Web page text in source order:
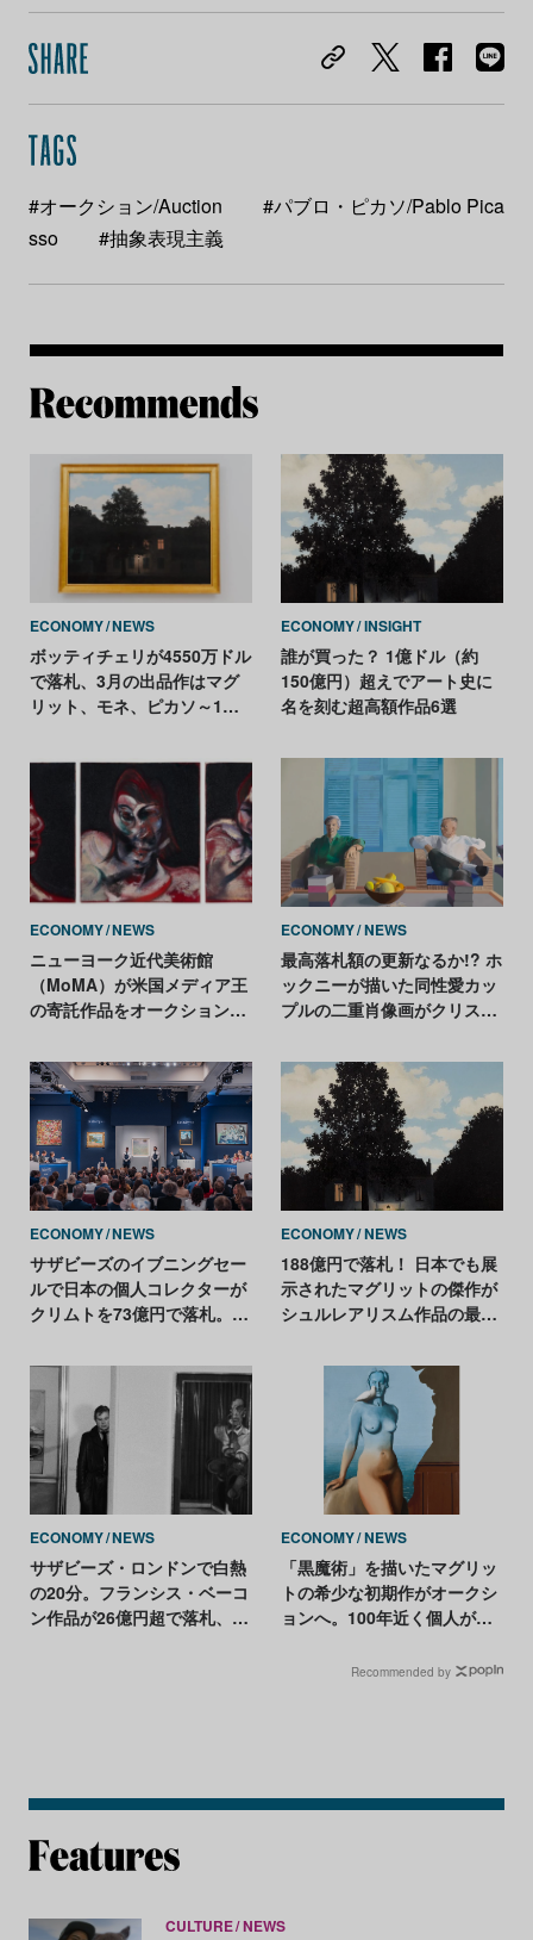
#オークション/Auction
#パブロ・ピカソ/Pablo Pica
sso
#抽象表現主義
ECONOMY NEWS
ボッティチェリが4550万ドル
で落札、3月の出品作はマグ
リット、モネ、ピカソ～1月
ECONOMY INSIGHT
誰が買った？ 1億ドル（約
150億円）超えでアート史に
名を刻む超高額作品6選
ECONOMY NEWS
ニューヨーク近代美術館
（MoMA）が米国メディア王
の寄託作品をオークション出
億円超
ECONOMY NEWS
最高落札額の更新なるか!? ホ
ックニーが描いた同性愛カッ
プルの二重肖像画がクリステ
ECONOMY NEWS
サザビーズのイブニングセー
ルで日本の個人コレクターが
クリムトを73億円で落札。マ
史上2番目に高額の57億円
ECONOMY NEWS
188億円で落札！ 日本でも展
示されたマグリットの傑作が
シュルレアリスム作品の最高
ECONOMY NEWS
サザビーズ・ロンドンで白熱
の20分。フランシス・ベーコ
ン作品が26億円超で落札、市
ECONOMY NEWS
「黒魔術」を描いたマグリッ
トの希少な初期作がオークシ
ョンへ。100年近く個人が所
Recommended by
CULTURE NEWS